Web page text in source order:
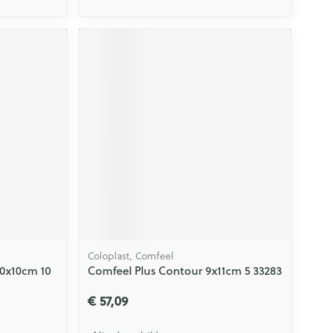
10
Coloplast, Comfeel
Comfeel Plus Contour 9x11cm 5 33283
€ 57,09